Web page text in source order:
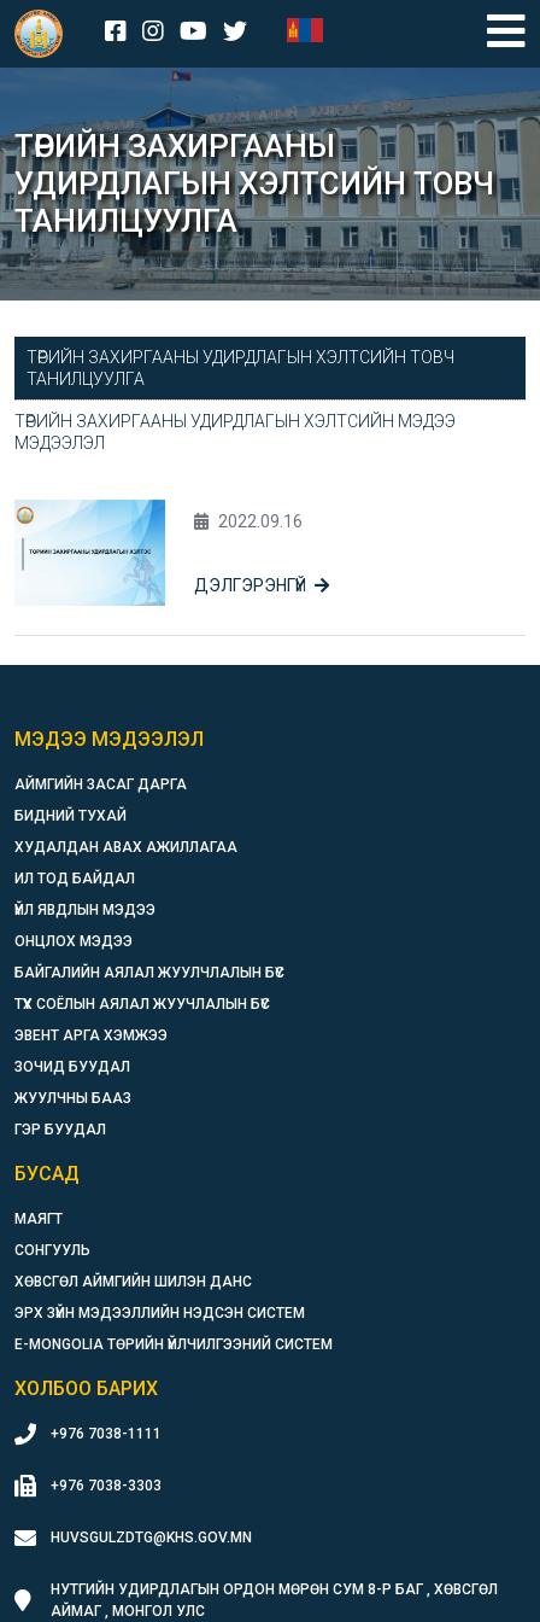
ТӨРИЙН ЗАХИРГААНЫ
УДИРДЛАГЫН ХЭЛТСИЙН ТОВЧ
ТАНИЛЦУУЛГА
ТӨРИЙН ЗАХИРГААНЫ УДИРДЛАГЫН ХЭЛТСИЙН ТОВЧ
ТАНИЛЦУУЛГА
ТӨРИЙН ЗАХИРГААНЫ УДИРДЛАГЫН ХЭЛТСИЙН МЭДЭЭ
МЭДЭЭЛЭЛ
2022.09.16
ДЭЛГЭРЭНГҮЙ
МЭДЭЭ МЭДЭЭЛЭЛ
АЙМГИЙН ЗАСАГ ДАРГА
БИДНИЙ ТУХАЙ
ХУДАЛДАН АВАХ АЖИЛЛАГАА
ИЛ ТОД БАЙДАЛ
ҮЙЛ ЯВДЛЫН МЭДЭЭ
ОНЦЛОХ МЭДЭЭ
БАЙГАЛИЙН АЯЛАЛ ЖУУЛЧЛАЛЫН БҮС
ТҮҮХ СОЁЛЫН АЯЛАЛ ЖУУЧЛАЛЫН БҮС
ЭВЕНТ АРГА ХЭМЖЭЭ
ЗОЧИД БУУДАЛ
ЖУУЛЧНЫ БААЗ
ГЭР БУУДАЛ
БУСАД
МАЯГТ
СОНГУУЛЬ
ХӨВСГӨЛ АЙМГИЙН ШИЛЭН ДАНС
ЭРХ ЗҮЙН МЭДЭЭЛЛИЙН НЭДСЭН СИСТЕМ
E-MONGOLIA ТӨРИЙН ҮЙЛЧИЛГЭЭНИЙ СИСТЕМ
ХОЛБОО БАРИХ
+976 7038-1111
+976 7038-3303
HUVSGULZDTG@KHS.GOV.MN
НУТГИЙН УДИРДЛАГЫН ОРДОН МӨРӨН СУМ 8-Р БАГ , ХӨВСГӨЛ
АЙМАГ , МОНГОЛ УЛС